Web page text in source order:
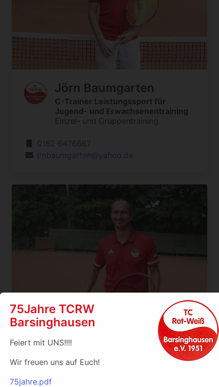
75Jahre TCRW
Barsinghausen
Feiert mit UNS!!!!
Wir freuen uns auf Euch!
75jahre.pdf
Jörn Baumgarten
C-Trainer Leistungssport für
Jugend- und Erwachsenentraining
Einzel- und Gruppentraining
0162 6476667
jrnbaumgarten@yahoo.de
Valdet Kastrati
C-Trainer Leistungssport für